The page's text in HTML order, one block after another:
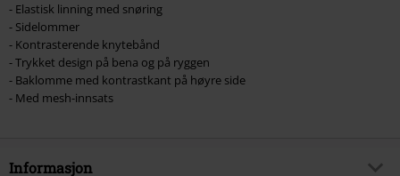
- Elastisk linning med snøring
- Sidelommer
- Kontrasterende knytebånd
- Trykket design på bena og på ryggen
- Baklomme med kontrastkant på høyre side
- Med mesh-innsats
Informasjon